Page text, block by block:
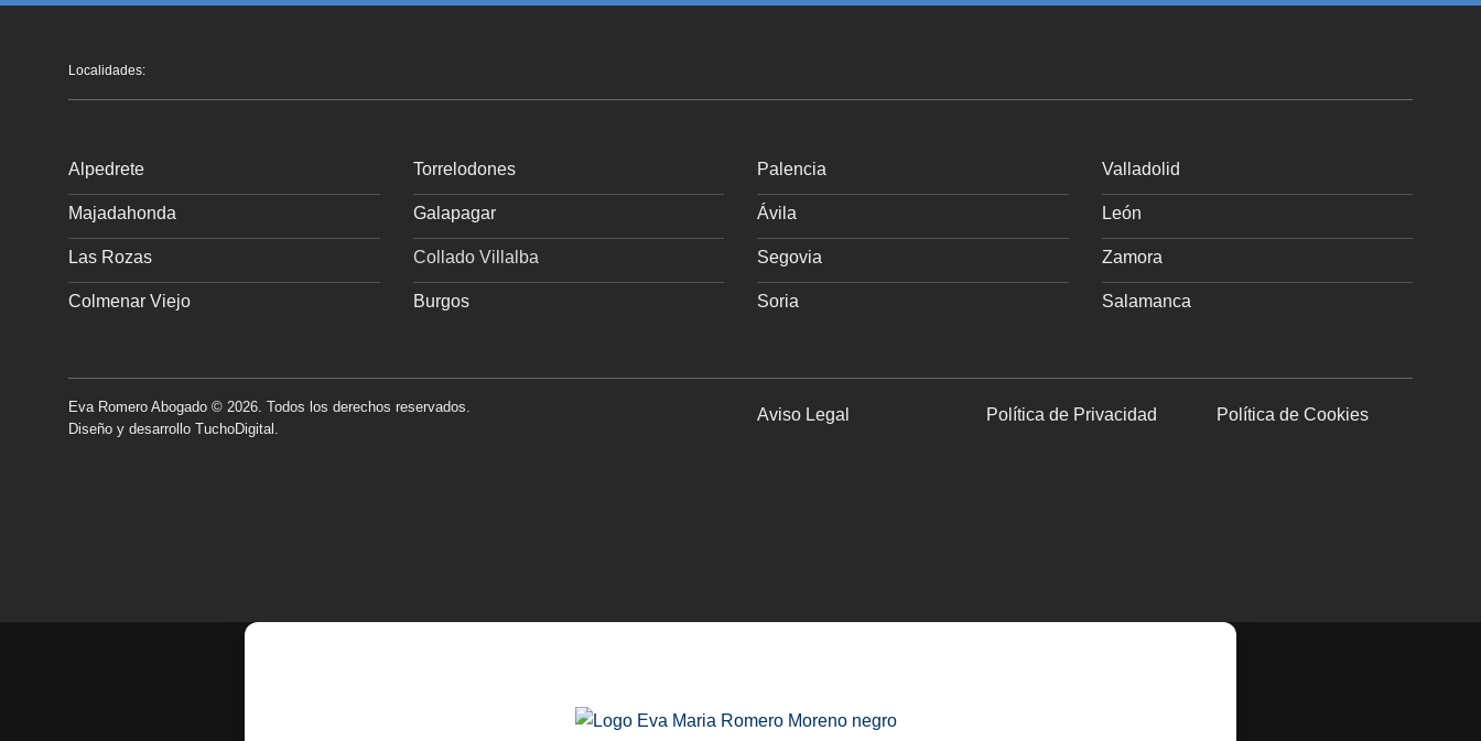
Localidades:
Alpedrete
Majadahonda
Las Rozas
Colmenar Viejo
Torrelodones
Galapagar
Collado Villalba
Burgos
Palencia
Ávila
Segovia
Soria
Valladolid
León
Zamora
Salamanca
Eva Romero Abogado © 2026. Todos los derechos reservados.
Diseño y desarrollo TuchoDigital
Aviso Legal Política de Privacidad Política de Cookies